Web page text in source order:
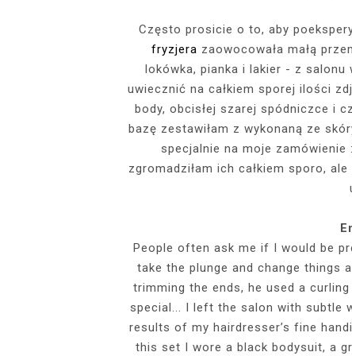
EVENTS
INSIDE HER
SENSUAL
SZARY TOP,
KTÓRYMI
GDZIE
BUDUAROWE
BIAŁY
CZARNE
Często prosicie o to, aby
fryzjera zaowocowała małą
lokówka, pianka i lakier - z salonu
uwiecznić na całkiem sporej ilości
body, obcisłej szarej spódniczce i
bazę zestawiłam z wykonaną ze
specjalnie na moje zamówienie
zgromadziłam ich całkiem sporo,
People often ask me if I would be
take the plunge and change
trimming the ends, he used a
special... I left the salon with subtle
results of my hairdresser’s fine
this set I wore a black bodysuit, a